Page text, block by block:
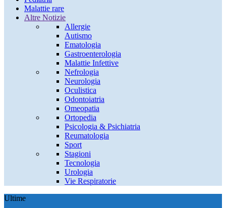
Malattie rare
Altre Notizie
Allergie
Autismo
Ematologia
Gastroenterologia
Malattie Infettive
Nefrologia
Neurologia
Oculistica
Odontoiatria
Omeopatia
Ortopedia
Psicologia & Psichiatria
Reumatologia
Sport
Stagioni
Tecnologia
Urologia
Vie Respiratorie
Ultime